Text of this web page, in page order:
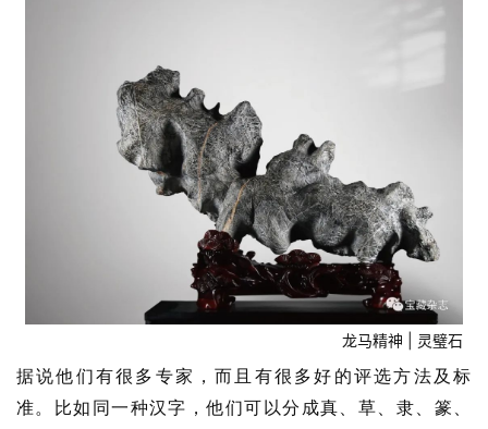
龙马精神 | 灵璧石
据说他们有很多专家，而且有很多好的评选方法及标
准。比如同一种汉字，他们可以分成真、草、隶、篆、